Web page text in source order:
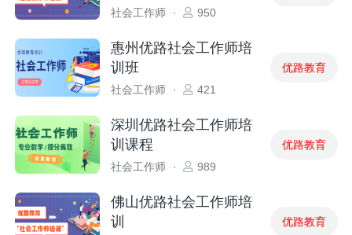
社会工作师 · 950
惠州优路社会工作师培
训班
社会工作师 · 421
优路教育
深圳优路社会工作师培
训课程
社会工作师 · 989
优路教育
佛山优路社会工作师培
训
优路教育